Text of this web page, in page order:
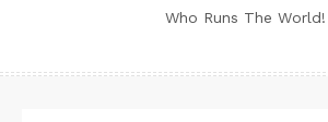
Who Runs The World!